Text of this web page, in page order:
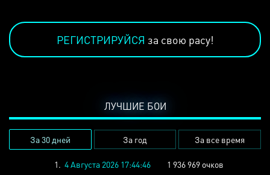
РЕГИСТРИРУЙСЯ за свою расу!
ЛУЧШИЕ БОИ
За 30 дней За год За все время
1. 4 Августа 2026 17:44:46
1 936 969 очков